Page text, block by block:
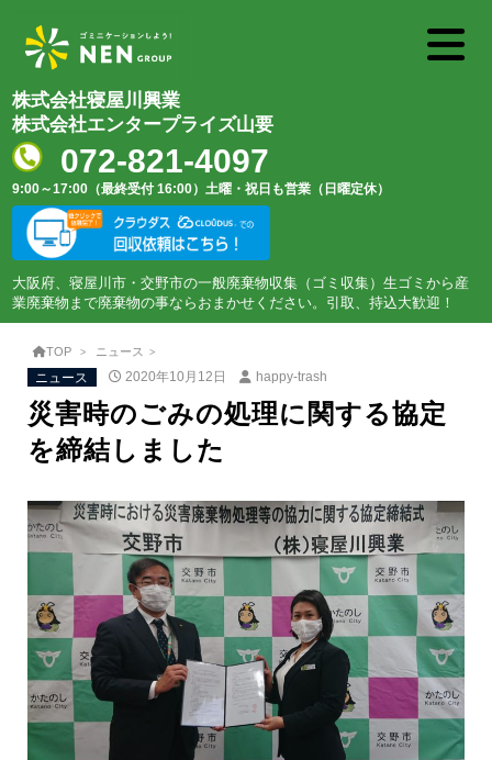
株式会社寝屋川興業
株式会社エンタープライズ山要
072-821-4097
9:00～17:00（最終受付 16:00） 土曜・祝日も営業（日曜定休）
大阪府、寝屋川市・交野市の一般廃棄物収集（ゴミ収集）生ゴミから産
業廃棄物まで廃棄物の事ならおまかせください。引取、持込大歓迎！
TOP ニュース
ニュース 2020年10月12日 happy-trash
災害時のごみの処理に関する協定
を締結しました